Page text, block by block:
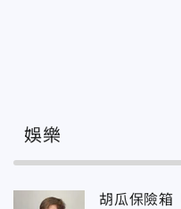
娛樂
胡瓜保險箱